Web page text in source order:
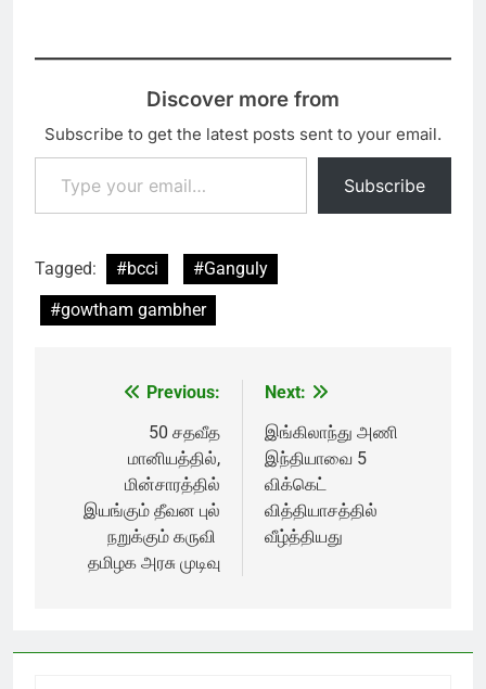
Discover more from
Subscribe to get the latest posts sent to your email.
Type your email…
Subscribe
Tagged: #bcci
#Ganguly
#gowtham gambher
navigation
Previous:
50 சதவீத
மானியத்தில்,
மின்சாரத்தில்
இயங்கும் தீவன புல்
நறுக்கும் கருவி
தமிழக அரசு முடிவு
Next:
இங்கிலாந்து அணி
இந்தியாவை 5
விக்கெட்
வித்தியாசத்தில்
வீழ்த்தியது